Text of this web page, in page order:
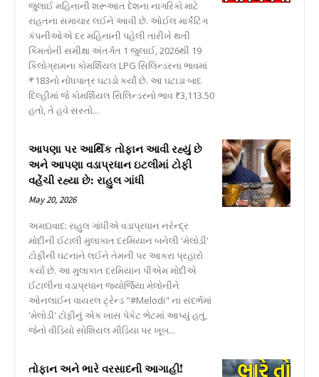
જુલાઈ મહિનાની શરૂઆત દેશના નાગરિકો માટે
રાહતના સમાચાર લઈને આવી છે. ઓઈલ માર્કેટિંગ
કંપનીઓએ દર મહિનાની પહેલી તારીખે થતી
કિંમતોની સમીક્ષા અંતર્ગત 1 જુલાઈ, 2026થી 19
કિલોગ્રામના કોમર્શિયલ LPG સિલિન્ડરના ભાવમાં
₹183નો નોંધપાત્ર ઘટાડો કર્યો છે. આ ઘટાડા બાદ
દિલ્હીમાં જે કોમર્શિયલ સિલિન્ડરનો ભાવ ₹3,113.50
હતો, તે હવે સસ્તો...
આપણા પર આર્થિક તોફાન આવી રહ્યું છે
અને આપણા વડાપ્રધાન ઇટલીમાં ટોફી
વહેંચી રહ્યા છે: રાહુલ ગાંધી
May 20, 2026
અમદાવાદ: રાહુલ ગાંધીએ વડાપ્રધાન નરેન્દ્ર
મોદીની ઈટાલી મુલાકાત દરમિયાન બનેલી 'મેલોડી'
ટોફીની ઘટનાને લઈને તેમની પર આકરા પ્રહારો
કર્યા છે. આ મુલાકાત દરમિયાન પીએમ મોદીએ
ઈટાલીના વડાપ્રધાન જ્યોર્જિયા મેલોનીને
ઓનલાઈન વાયરલ ટ્રેન્ડ "#Melodi" ના સંદર્ભમાં
'મેલોડી' ટોફીનું એક ખાસ પેકેટ ભેટમાં આપ્યું હતું,
જેનો વીડિયો સોશિયલ મીડિયા પર ખૂબ...
તોફાન અને ભારે વરસાદની આગાહી!